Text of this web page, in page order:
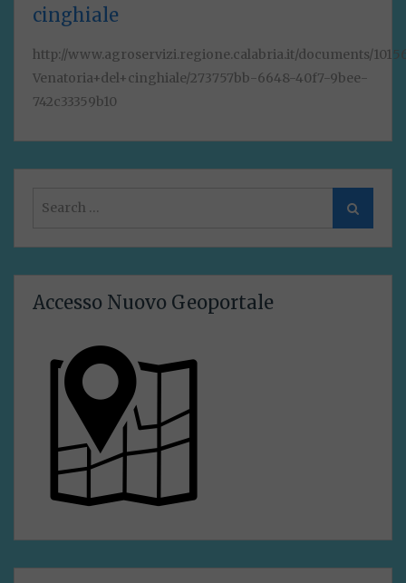
cinghiale
http://www.agroservizi.regione.calabria.it/documents/
Venatoria+del+cinghiale/273757bb-6648-40f7-9bee-
742c33359b10
for:
Search
Accesso Nuovo Geoportale